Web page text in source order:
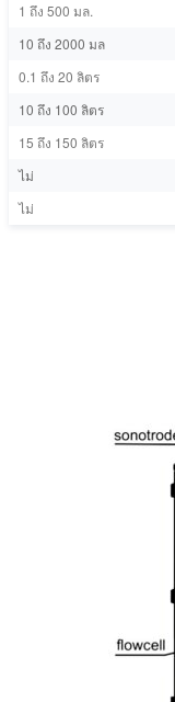
1 ถึง 500 มล.
10 ถึง 2000 มล
0.1 ถึง 20 ลิตร
10 ถึง 100 ลิตร
15 ถึง 150 ลิตร
ไม่
ไม่